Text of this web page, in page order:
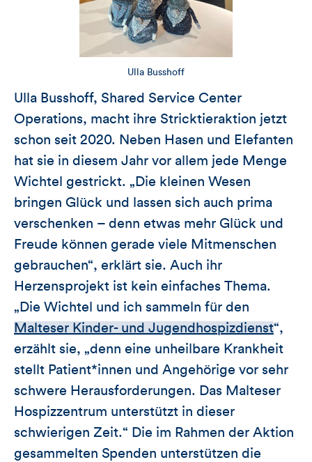
Ulla Busshoff
Ulla Busshoff, Shared Service Center
Operations, macht ihre Stricktieraktion jetzt
schon seit 2020. Neben Hasen und Elefanten
hat sie in diesem Jahr vor allem jede Menge
Wichtel gestrickt. „Die kleinen Wesen
bringen Glück und lassen sich auch prima
verschenken – denn etwas mehr Glück und
Freude können gerade viele Mitmenschen
gebrauchen“, erklärt sie. Auch ihr
Herzensprojekt ist kein einfaches Thema.
„Die Wichtel und ich sammeln für den
Malteser Kinder- und Jugendhospizdienst“,
erzählt sie, „denn eine unheilbare Krankheit
stellt Patient*innen und Angehörige vor sehr
schwere Herausforderungen. Das Malteser
Hospizzentrum unterstützt in dieser
schwierigen Zeit.“ Die im Rahmen der Aktion
gesammelten Spenden unterstützen die